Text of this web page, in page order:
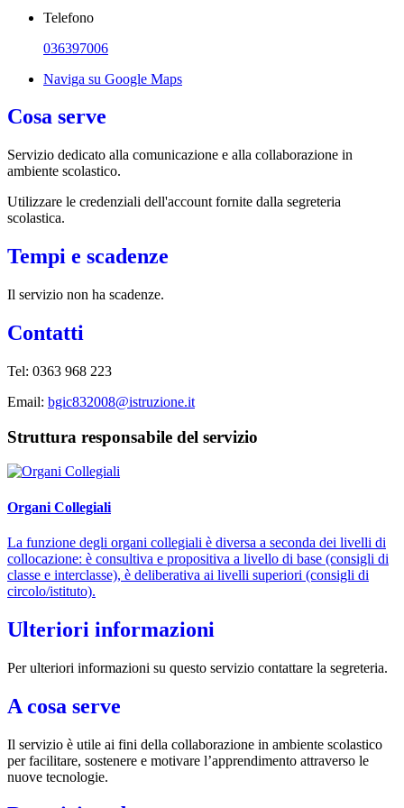
Telefono
036397006
Naviga su Google Maps
Cosa serve
Servizio dedicato alla comunicazione e alla collaborazione in
ambiente scolastico.
Utilizzare le credenziali dell'account fornite dalla segreteria
scolastica.
Tempi e scadenze
Il servizio non ha scadenze.
Contatti
Tel: 0363 968 223
Email: bgic832008@istruzione.it
Struttura responsabile del servizio
Organi Collegiali
La funzione degli organi collegiali è diversa a seconda dei livelli di
collocazione: è consultiva e propositiva a livello di base (consigli di
classe e interclasse), è deliberativa ai livelli superiori (consigli di
circolo/istituto).
Ulteriori informazioni
Per ulteriori informazioni su questo servizio contattare la segreteria.
A cosa serve
Il servizio è utile ai fini della collaborazione in ambiente scolastico
per facilitare, sostenere e motivare l’apprendimento attraverso le
nuove tecnologie.